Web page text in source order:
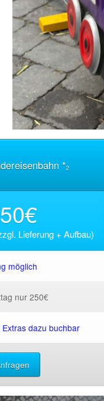
*₂
Lieferung + Aufbau)
möglich
nur 250€
dazu buchbar